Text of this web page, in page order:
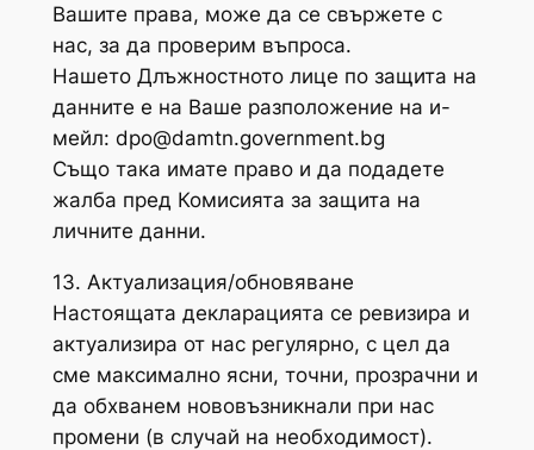
Вашите права, може да се свържете с
нас, за да проверим въпроса.
Нашето Длъжностното лице по защита на
данните е на Ваше разположение на и-
мейл: dpo@damtn.government.bg
Също така имате право и да подадете
жалба пред Комисията за защита на
личните данни.
13. Актуализация/обновяване
Настоящата декларацията се ревизира и
актуализира от нас регулярно, с цел да
сме максимално ясни, точни, прозрачни и
да обхванем нововъзникнали при нас
промени (в случай на необходимост).